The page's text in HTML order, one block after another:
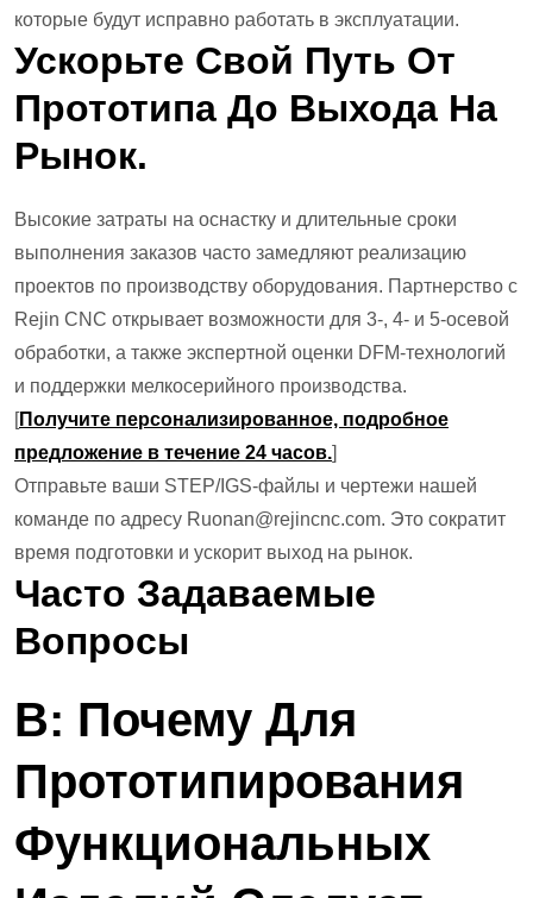
которые будут исправно работать в эксплуатации.
Ускорьте Свой Путь От
Прототипа До Выхода На
Рынок.
Высокие затраты на оснастку и длительные сроки
выполнения заказов часто замедляют реализацию
проектов по производству оборудования. Партнерство с
Rejin CNC открывает возможности для 3-, 4- и 5-осевой
обработки, а также экспертной оценки DFM-технологий
и поддержки мелкосерийного производства.
[Получите персонализированное, подробное
предложение в течение 24 часов.]
Отправьте ваши STEP/IGS-файлы и чертежи нашей
команде по адресу Ruonan@rejincnc.com. Это сократит
время подготовки и ускорит выход на рынок.
Часто Задаваемые
Вопросы
В: Почему Для
Прототипирования
Функциональных